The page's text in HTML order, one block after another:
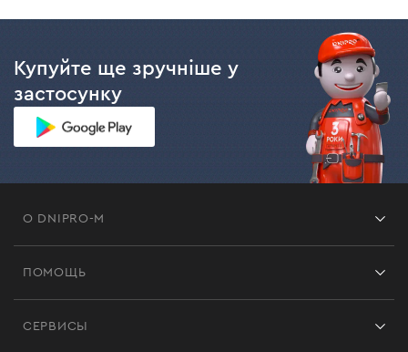
Купуйте ще зручніше у
застосунку
О DNIPRO-M
ПОМОЩЬ
СЕРВИСЫ